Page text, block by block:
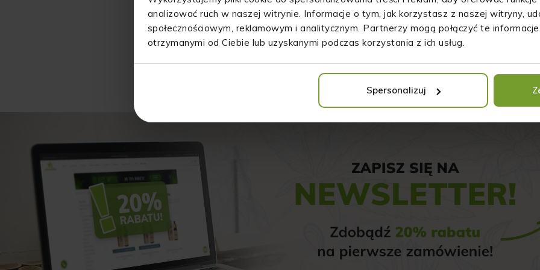
analizować ruch w naszej witrynie. Informacje o tym, jak korzystasz z naszej witryny,
społecznościowym, reklamowym i analitycznym. Partnerzy mogą połączyć te
otrzymanymi od Ciebie lub uzyskanymi podczas korzystania z ich usług.
Spersonalizuj
• próbujesz nabrać masy mięśniowej,
• szukasz sprawdzonego źródła białka roślinnego,
• uwielbiasz organiczne i bio produkty